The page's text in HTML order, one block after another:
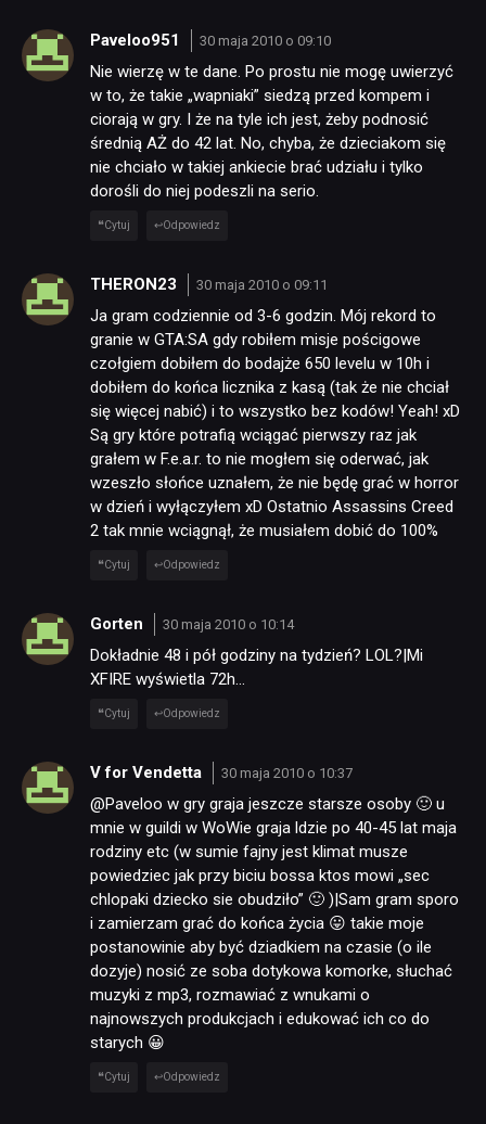
Paveloo951 30 maja 2010 o 09:10
Nie wierzę w te dane. Po prostu nie mogę uwierzyć
w to, że takie „wapniaki” siedzą przed kompem i
ciorają w gry. I że na tyle ich jest, żeby podnosić
średnią AŻ do 42 lat. No, chyba, że dzieciakom się
nie chciało w takiej ankiecie brać udziału i tylko
dorośli do niej podeszli na serio.
Cytuj Odpowiedz
THERON23 30 maja 2010 o 09:11
Ja gram codziennie od 3-6 godzin. Mój rekord to
granie w GTA:SA gdy robiłem misje pościgowe
czołgiem dobiłem do bodajże 650 levelu w 10h i
dobiłem do końca licznika z kasą (tak że nie chciał
się więcej nabić) i to wszystko bez kodów! Yeah! xD
Są gry które potrafią wciągać pierwszy raz jak
grałem w F.e.a.r. to nie mogłem się oderwać, jak
wzeszło słońce uznałem, że nie będę grać w horror
w dzień i wyłączyłem xD Ostatnio Assassins Creed
2 tak mnie wciągnął, że musiałem dobić do 100%
Cytuj Odpowiedz
Gorten 30 maja 2010 o 10:14
Dokładnie 48 i pół godziny na tydzień? LOL?|Mi
XFIRE wyświetla 72h…
Cytuj Odpowiedz
V for Vendetta 30 maja 2010 o 10:37
@Paveloo w gry graja jeszcze starsze osoby 🙂 u
mnie w guildi w WoWie graja ldzie po 40-45 lat maja
rodziny etc (w sumie fajny jest klimat musze
powiedziec jak przy biciu bossa ktos mowi „sec
chlopaki dziecko sie obudziło” 🙂 )|Sam gram sporo
i zamierzam grać do końca życia 😛 takie moje
postanowinie aby być dziadkiem na czasie (o ile
dozyje) nosić ze soba dotykowa komorke, słuchać
muzyki z mp3, rozmawiać z wnukami o
najnowszych produkcjach i edukować ich co do
starych 😀
Cytuj Odpowiedz